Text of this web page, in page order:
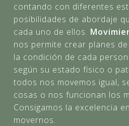
contando con diferentes
posibilidades de abordaje
cada uno de ellos.
nos permite crear planes
la condición de cada
según su estado físico o
todos nos movemos igual,
cosas o nos funcionan los
Consigamos la excelencia
movernos.